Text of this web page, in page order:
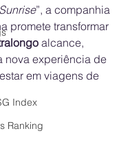
Index
Ranking
”, a companhia
promete transformar
alcance,
nova experiência de
em viagens de